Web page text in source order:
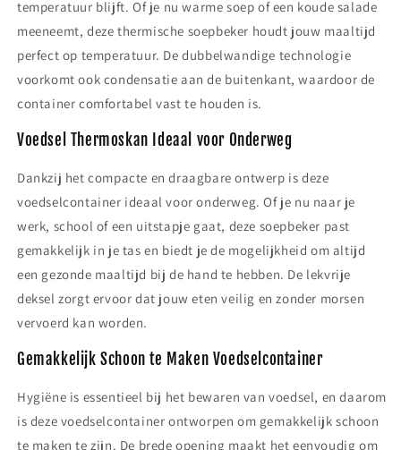
temperatuur blijft. Of je nu warme soep of een koude salade
meeneemt, deze thermische soepbeker houdt jouw maaltijd
perfect op temperatuur. De dubbelwandige technologie
voorkomt ook condensatie aan de buitenkant, waardoor de
container comfortabel vast te houden is.
Voedsel Thermoskan Ideaal voor Onderweg
Dankzij het compacte en draagbare ontwerp is deze
voedselcontainer ideaal voor onderweg. Of je nu naar je
werk, school of een uitstapje gaat, deze soepbeker past
gemakkelijk in je tas en biedt je de mogelijkheid om altijd
een gezonde maaltijd bij de hand te hebben. De lekvrije
deksel zorgt ervoor dat jouw eten veilig en zonder morsen
vervoerd kan worden.
Gemakkelijk Schoon te Maken Voedselcontainer
Hygiëne is essentieel bij het bewaren van voedsel, en daarom
is deze voedselcontainer ontworpen om gemakkelijk schoon
te maken te zijn. De brede opening maakt het eenvoudig om